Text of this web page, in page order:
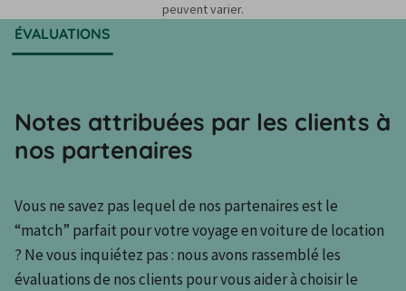
peuvent varier.
ÉVALUATIONS
Notes attribuées par les clients à
nos partenaires
Vous ne savez pas lequel de nos partenaires est le
“match” parfait pour votre voyage en voiture de location
? Ne vous inquiétez pas : nous avons rassemblé les
évaluations de nos clients pour vous aider à choisir le